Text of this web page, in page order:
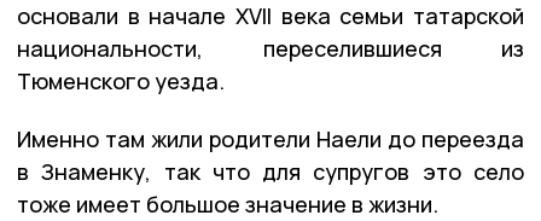
основали в начале XVII века семьи татарской
национальности, переселившиеся из
Тюменского уезда.
Именно там жили родители Наели до переезда
в Знаменку, так что для супругов это село
тоже имеет большое значение в жизни.